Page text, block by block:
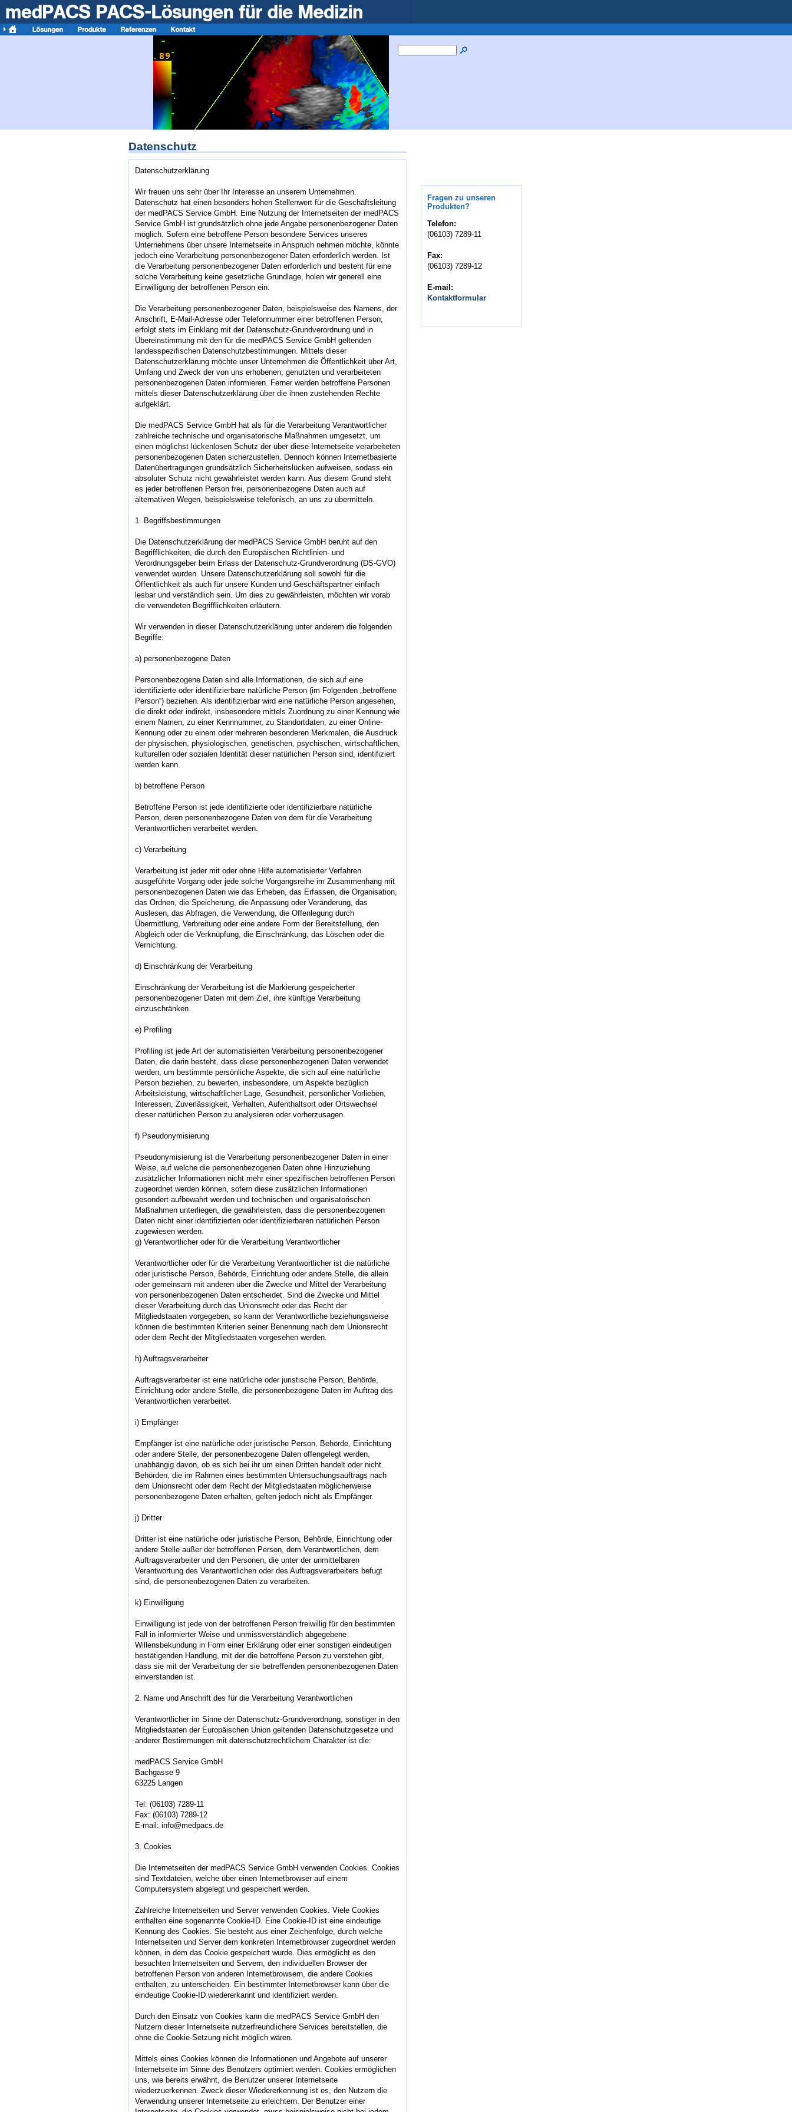
Datenschutz
Datenschutzerklärung
Wir freuen uns sehr über Ihr Interesse an unserem Unternehmen.
Datenschutz hat einen besonders hohen Stellenwert für die Geschäftsleitung
der medPACS Service GmbH. Eine Nutzung der Internetseiten der medPACS
Service GmbH ist grundsätzlich ohne jede Angabe personenbezogener Daten
möglich. Sofern eine betroffene Person besondere Services unseres
Unternehmens über unsere Internetseite in Anspruch nehmen möchte, könnte
jedoch eine Verarbeitung personenbezogener Daten erforderlich werden. Ist
die Verarbeitung personenbezogener Daten erforderlich und besteht für eine
solche Verarbeitung keine gesetzliche Grundlage, holen wir generell eine
Einwilligung der betroffenen Person ein.
Die Verarbeitung personenbezogener Daten, beispielsweise des Namens, der
Anschrift, E-Mail-Adresse oder Telefonnummer einer betroffenen Person,
erfolgt stets im Einklang mit der Datenschutz-Grundverordnung und in
Übereinstimmung mit den für die medPACS Service GmbH geltenden
landesspezifischen Datenschutzbestimmungen. Mittels dieser
Datenschutzerklärung möchte unser Unternehmen die Öffentlichkeit über Art,
Umfang und Zweck der von uns erhobenen, genutzten und verarbeiteten
personenbezogenen Daten informieren. Ferner werden betroffene Personen
mittels dieser Datenschutzerklärung über die ihnen zustehenden Rechte
aufgeklärt.
Die medPACS Service GmbH hat als für die Verarbeitung Verantwortlicher
zahlreiche technische und organisatorische Maßnahmen umgesetzt, um
einen möglichst lückenlosen Schutz der über diese Internetseite verarbeiteten
personenbezogenen Daten sicherzustellen. Dennoch können Internetbasierte
Datenübertragungen grundsätzlich Sicherheitslücken aufweisen, sodass ein
absoluter Schutz nicht gewährleistet werden kann. Aus diesem Grund steht
es jeder betroffenen Person frei, personenbezogene Daten auch auf
alternativen Wegen, beispielsweise telefonisch, an uns zu übermitteln.
1. Begriffsbestimmungen
Die Datenschutzerklärung der medPACS Service GmbH beruht auf den
Begrifflichkeiten, die durch den Europäischen Richtlinien- und
Verordnungsgeber beim Erlass der Datenschutz-Grundverordnung (DS-GVO)
verwendet wurden. Unsere Datenschutzerklärung soll sowohl für die
Öffentlichkeit als auch für unsere Kunden und Geschäftspartner einfach
lesbar und verständlich sein. Um dies zu gewährleisten, möchten wir vorab
die verwendeten Begrifflichkeiten erläutern.
Wir verwenden in dieser Datenschutzerklärung unter anderem die folgenden
Begriffe:
a) personenbezogene Daten
Personenbezogene Daten sind alle Informationen, die sich auf eine
identifizierte oder identifizierbare natürliche Person (im Folgenden „betroffene
Person“) beziehen. Als identifizierbar wird eine natürliche Person angesehen,
die direkt oder indirekt, insbesondere mittels Zuordnung zu einer Kennung wie
einem Namen, zu einer Kennnummer, zu Standortdaten, zu einer Online-
Kennung oder zu einem oder mehreren besonderen Merkmalen, die Ausdruck
der physischen, physiologischen, genetischen, psychischen, wirtschaftlichen,
kulturellen oder sozialen Identität dieser natürlichen Person sind, identifiziert
werden kann.
b) betroffene Person
Betroffene Person ist jede identifizierte oder identifizierbare natürliche
Person, deren personenbezogene Daten von dem für die Verarbeitung
Verantwortlichen verarbeitet werden.
c) Verarbeitung
Verarbeitung ist jeder mit oder ohne Hilfe automatisierter Verfahren
ausgeführte Vorgang oder jede solche Vorgangsreihe im Zusammenhang mit
personenbezogenen Daten wie das Erheben, das Erfassen, die Organisation,
das Ordnen, die Speicherung, die Anpassung oder Veränderung, das
Auslesen, das Abfragen, die Verwendung, die Offenlegung durch
Übermittlung, Verbreitung oder eine andere Form der Bereitstellung, den
Abgleich oder die Verknüpfung, die Einschränkung, das Löschen oder die
Vernichtung.
d) Einschränkung der Verarbeitung
Einschränkung der Verarbeitung ist die Markierung gespeicherter
personenbezogener Daten mit dem Ziel, ihre künftige Verarbeitung
einzuschränken.
e) Profiling
Profiling ist jede Art der automatisierten Verarbeitung personenbezogener
Daten, die darin besteht, dass diese personenbezogenen Daten verwendet
werden, um bestimmte persönliche Aspekte, die sich auf eine natürliche
Person beziehen, zu bewerten, insbesondere, um Aspekte bezüglich
Arbeitsleistung, wirtschaftlicher Lage, Gesundheit, persönlicher Vorlieben,
Interessen, Zuverlässigkeit, Verhalten, Aufenthaltsort oder Ortswechsel
dieser natürlichen Person zu analysieren oder vorherzusagen.
f) Pseudonymisierung
Pseudonymisierung ist die Verarbeitung personenbezogener Daten in einer
Weise, auf welche die personenbezogenen Daten ohne Hinzuziehung
zusätzlicher Informationen nicht mehr einer spezifischen betroffenen Person
zugeordnet werden können, sofern diese zusätzlichen Informationen
gesondert aufbewahrt werden und technischen und organisatorischen
Maßnahmen unterliegen, die gewährleisten, dass die personenbezogenen
Daten nicht einer identifizierten oder identifizierbaren natürlichen Person
zugewiesen werden.
g) Verantwortlicher oder für die Verarbeitung Verantwortlicher
Verantwortlicher oder für die Verarbeitung Verantwortlicher ist die natürliche
oder juristische Person, Behörde, Einrichtung oder andere Stelle, die allein
oder gemeinsam mit anderen über die Zwecke und Mittel der Verarbeitung
von personenbezogenen Daten entscheidet. Sind die Zwecke und Mittel
dieser Verarbeitung durch das Unionsrecht oder das Recht der
Mitgliedstaaten vorgegeben, so kann der Verantwortliche beziehungsweise
können die bestimmten Kriterien seiner Benennung nach dem Unionsrecht
oder dem Recht der Mitgliedstaaten vorgesehen werden.
h) Auftragsverarbeiter
Auftragsverarbeiter ist eine natürliche oder juristische Person, Behörde,
Einrichtung oder andere Stelle, die personenbezogene Daten im Auftrag des
Verantwortlichen verarbeitet.
i) Empfänger
Empfänger ist eine natürliche oder juristische Person, Behörde, Einrichtung
oder andere Stelle, der personenbezogene Daten offengelegt werden,
unabhängig davon, ob es sich bei ihr um einen Dritten handelt oder nicht.
Behörden, die im Rahmen eines bestimmten Untersuchungsauftrags nach
dem Unionsrecht oder dem Recht der Mitgliedstaaten möglicherweise
personenbezogene Daten erhalten, gelten jedoch nicht als Empfänger.
j) Dritter
Dritter ist eine natürliche oder juristische Person, Behörde, Einrichtung oder
andere Stelle außer der betroffenen Person, dem Verantwortlichen, dem
Auftragsverarbeiter und den Personen, die unter der unmittelbaren
Verantwortung des Verantwortlichen oder des Auftragsverarbeiters befugt
sind, die personenbezogenen Daten zu verarbeiten.
k) Einwilligung
Einwilligung ist jede von der betroffenen Person freiwillig für den bestimmten
Fall in informierter Weise und unmissverständlich abgegebene
Willensbekundung in Form einer Erklärung oder einer sonstigen eindeutigen
bestätigenden Handlung, mit der die betroffene Person zu verstehen gibt,
dass sie mit der Verarbeitung der sie betreffenden personenbezogenen Daten
einverstanden ist.
2. Name und Anschrift des für die Verarbeitung Verantwortlichen
Verantwortlicher im Sinne der Datenschutz-Grundverordnung, sonstiger in den
Mitgliedstaaten der Europäischen Union geltenden Datenschutzgesetze und
anderer Bestimmungen mit datenschutzrechtlichem Charakter ist die:
medPACS Service GmbH
Bachgasse 9
63225 Langen
Tel: (06103) 7289-11
Fax: (06103) 7289-12
E-mail: info@medpacs.de
3. Cookies
Die Internetseiten der medPACS Service GmbH verwenden Cookies. Cookies
sind Textdateien, welche über einen Internetbrowser auf einem
Computersystem abgelegt und gespeichert werden.
Zahlreiche Internetseiten und Server verwenden Cookies. Viele Cookies
enthalten eine sogenannte Cookie-ID. Eine Cookie-ID ist eine eindeutige
Kennung des Cookies. Sie besteht aus einer Zeichenfolge, durch welche
Internetseiten und Server dem konkreten Internetbrowser zugeordnet werden
können, in dem das Cookie gespeichert wurde. Dies ermöglicht es den
besuchten Internetseiten und Servern, den individuellen Browser der
betroffenen Person von anderen Internetbrowsern, die andere Cookies
enthalten, zu unterscheiden. Ein bestimmter Internetbrowser kann über die
eindeutige Cookie-ID wiedererkannt und identifiziert werden.
Durch den Einsatz von Cookies kann die medPACS Service GmbH den
Nutzern dieser Internetseite nutzerfreundlichere Services bereitstellen, die
ohne die Cookie-Setzung nicht möglich wären.
Mittels eines Cookies können die Informationen und Angebote auf unserer
Internetseite im Sinne des Benutzers optimiert werden. Cookies ermöglichen
uns, wie bereits erwähnt, die Benutzer unserer Internetseite
wiederzuerkennen. Zweck dieser Wiedererkennung ist es, den Nutzern die
Verwendung unserer Internetseite zu erleichtern. Der Benutzer einer
Fragen zu unseren
Produkten?
Telefon:
(06103) 7289-11
Fax:
(06103) 7289-12
E-mail:
Kontaktformular